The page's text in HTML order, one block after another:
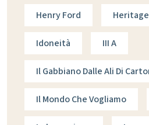
Henry Ford Heritage
Idoneità III A
Il Gabbiano Dalle Ali Di
Il Mondo Che Vogliamo